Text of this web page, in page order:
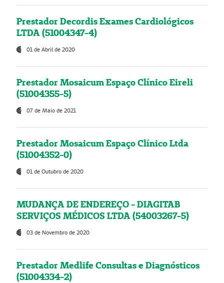
Prestador Decordis Exames Cardiológicos
LTDA (51004347-4)
01 de Abril de 2020
Prestador Mosaicum Espaço Clínico Eireli
(51004355-5)
07 de Maio de 2021
Prestador Mosaicum Espaço Clínico Ltda
(51004352-0)
01 de Outubro de 2020
MUDANÇA DE ENDEREÇO - DIAGITAB
SERVIÇOS MÉDICOS LTDA (54003267-5)
03 de Novembro de 2020
Prestador Medlife Consultas e Diagnósticos
(51004334-2)